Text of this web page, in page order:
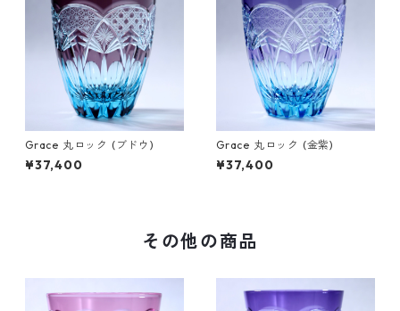
Grace 丸ロック (ブドウ)
¥37,400
Grace 丸ロック (金紫)
¥37,400
その他の商品